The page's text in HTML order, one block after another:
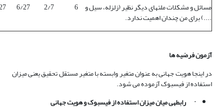
مسائل و مشکلات ملت­های دیگر نظیر (زلزله، سیل و
....) برای من چندان اهمیت ندارد.
6
2/7
6/27
آزمون فرضیه ها
در اینجا هویت جهانی به عنوان متغیر وابسته با متغیر مستقل تحقیق یعنی میزان
استفاده از فیس­بوک آزموده می شود.
· رابطه­ی میان میزان استفاده از فیس­بوک و هویت جهانی